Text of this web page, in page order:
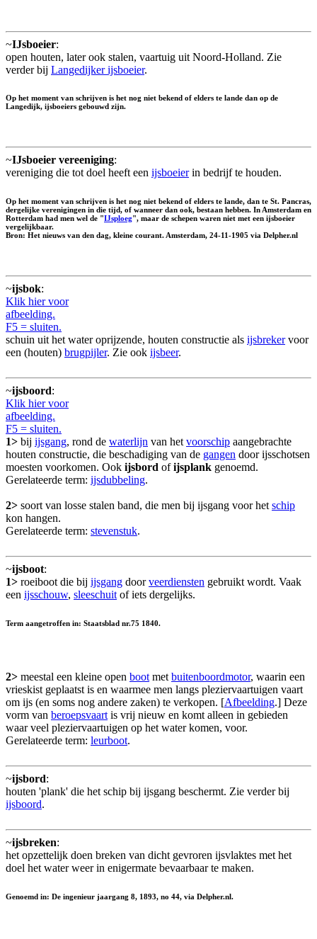
~IJsboeier:
open houten, later ook stalen, vaartuig uit Noord-Holland. Zie
verder bij Langedijker ijsboeier.
Op het moment van schrijven is het nog niet bekend of elders te lande dan op de
Langedijk, ijsboeiers gebouwd zijn.
~IJsboeier vereeniging:
vereniging die tot doel heeft een ijsboeierin bedrijf te houden.
Op het moment van schrijven is het nog niet bekend of elders te lande, dan te St. Pancras,
dergelijke verenigingen in die tijd, of wanneer dan ook, bestaan hebben. In Amsterdam en
Rotterdam had men wel de "IJsploeg", maar de schepen waren niet met een ijsboeier
vergelijkbaar.
Bron: Het nieuws van den dag, kleine courant. Amsterdam, 24-11-1905 via Delpher.nl
~ijsbok:
Klik hier voor
afbeelding.
F5 = sluiten.
schuin uit het water oprijzende, houten constructie als ijsbrekervoor
een (houten) brugpijler. Zie ook ijsbeer.
~ijsboord:
Klik hier voor
afbeelding.
F5 = sluiten.
1> bij ijsgang, rond de waterlijn van het voorschip aangebrachte
houten constructie, die beschadiging van de gangen door ijsschotsen
moesten voorkomen. Ook ijsbord ofijsplank genoemd.
Gerelateerde term: ijsdubbeling.
2> soort van losse stalen band, die men bij ijsgang voor het schip
kon hangen.
Gerelateerde term: stevenstuk.
~ijsboot:
1> roeiboot die bij ijsgang doorveerdiensten gebruikt wordt. Vaak
een ijsschouw, sleeschuit of iets dergelijks.
Term aangetroffen in: Staatsblad nr.75 1840.
2> meestal een kleine open boot met buitenboordmotor, waarin een
vrieskist geplaatst is en waarmee men langs pleziervaartuigen vaart
om ijs (en soms nog andere zaken) te verkopen. [Afbeelding.] Deze
vorm van beroepsvaart is vrij nieuw en komt alleen in gebieden
waar veel pleziervaartuigen op het water komen, voor.
Gerelateerde term: leurboot.
~ijsbord:
houten 'plank' die het schip bij ijsgang beschermt. Zie verder bij
ijsboord.
~ijsbreken:
het opzettelijk doen breken van dicht gevroren ijsvlaktes met het
doel het water weer in enigermate bevaarbaar te maken.
Genoemd in: De ingenieur jaargang 8, 1893, no 44, via Delpher.nl.